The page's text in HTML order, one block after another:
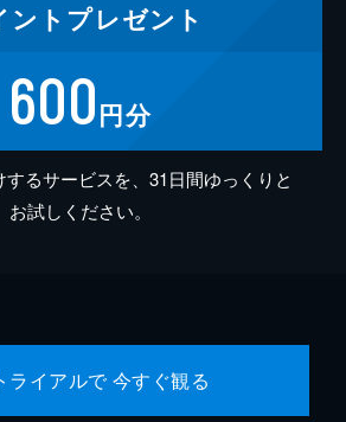
ント プレゼント
600円分
るサービスを、31日間ゆっくりと
お試しください。
ライアルで 今すぐ観る